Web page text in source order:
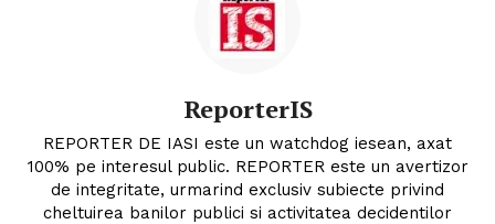
ReporterIS
REPORTER DE IASI este un watchdog iesean, axat
100% pe interesul public. REPORTER este un avertizor
de integritate, urmarind exclusiv subiecte privind
cheltuirea banilor publici si activitatea decidentilor